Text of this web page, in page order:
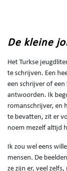
De kleine
Het Turkse
te schrijven. Een
een schrijver of
antwoorden. Ik
romanschrijver, en
te bevatten, zit er
noem mezelf altijd
Ik zou wel eens
mensen. De
ze zijn er, veel